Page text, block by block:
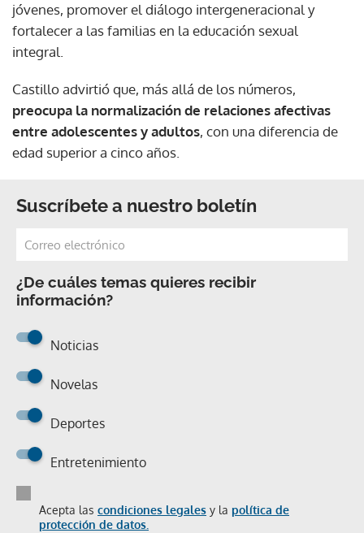
jóvenes, promover el diálogo intergeneracional y
fortalecer a las familias en la educación sexual
integral.
Castillo advirtió que, más allá de los números,
preocupa la normalización de relaciones afectivas
entre adolescentes y adultos, con una diferencia de
edad superior a cinco años.
Suscríbete a nuestro boletín
¿De cuáles temas quieres recibir
información?
Noticias
Novelas
Deportes
Entretenimiento
Acepta las condiciones legales y la política de
protección de datos.